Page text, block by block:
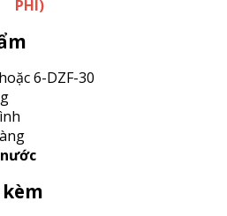
PHÍ)
6-DZF-30